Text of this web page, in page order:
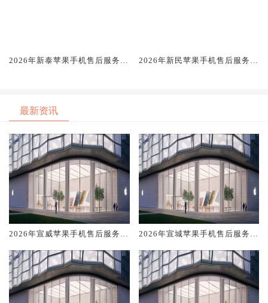
2026年新泰苹果手机售后服务维
2026年新民苹果手机售后服务维
最新资讯
2026年宣威苹果手机售后服务维
排名对比知名
2026年宣城苹果手机售后服务维
排名对比知名